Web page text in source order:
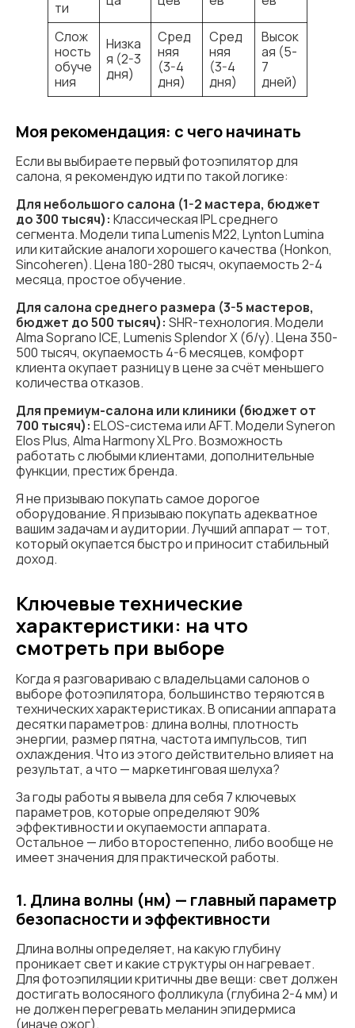
ти
Слож
ность
обуче
ния
Низка
я (2-3
дня)
Сред
няя
(3-4
дня)
Сред
няя
(3-4
дня)
Высок
ая (5-
7
дней)
Моя рекомендация: с чего начинать
Если вы выбираете первый фотоэпилятор для
салона, я рекомендую идти по такой логике:
Для небольшого салона (1-2 мастера, бюджет
до 300 тысяч): Классическая IPL среднего
сегмента. Модели типа Lumenis M22, Lynton Lumina
или китайские аналоги хорошего качества (Honkon,
Sincoheren). Цена 180-280 тысяч, окупаемость 2-4
месяца, простое обучение.
Для салона среднего размера (3-5 мастеров,
бюджет до 500 тысяч): SHR-технология. Модели
Alma Soprano ICE, Lumenis Splendor X (б/у). Цена 350-
500 тысяч, окупаемость 4-6 месяцев, комфорт
клиента окупает разницу в цене за счёт меньшего
количества отказов.
Для премиум-салона или клиники (бюджет от
700 тысяч): ELOS-система или AFT. Модели Syneron
Elos Plus, Alma Harmony XL Pro. Возможность
работать с любыми клиентами, дополнительные
функции, престиж бренда.
Я не призываю покупать самое дорогое
оборудование. Я призываю покупать адекватное
вашим задачам и аудитории. Лучший аппарат — тот,
который окупается быстро и приносит стабильный
доход.
Ключевые технические
характеристики: на что
смотреть при выборе
Когда я разговариваю с владельцами салонов о
выборе фотоэпилятора, большинство теряются в
технических характеристиках. В описании аппарата
десятки параметров: длина волны, плотность
энергии, размер пятна, частота импульсов, тип
охлаждения. Что из этого действительно влияет на
результат, а что — маркетинговая шелуха?
За годы работы я вывела для себя 7 ключевых
параметров, которые определяют 90%
эффективности и окупаемости аппарата.
Остальное — либо второстепенно, либо вообще не
имеет значения для практической работы.
1. Длина волны (нм) — главный параметр
безопасности и эффективности
Длина волны определяет, на какую глубину
проникает свет и какие структуры он нагревает.
Для фотоэпиляции критичны две вещи: свет должен
достигать волосяного фолликула (глубина 2-4 мм) и
не должен перегревать меланин эпидермиса
(иначе ожог).